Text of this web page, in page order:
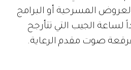
العروض المسرحية أو البرامج
لساعة الجيب التي تتأرجح
صوت مقدم الرعاية.